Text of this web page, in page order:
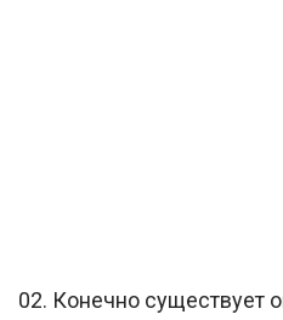
02. Конечно существует